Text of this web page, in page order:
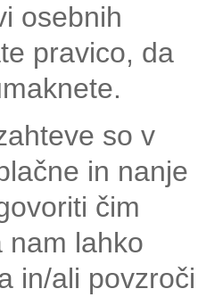
osebnih
pravico, da
so v
in nanje
čim
nam lahko
in/ali povzroči